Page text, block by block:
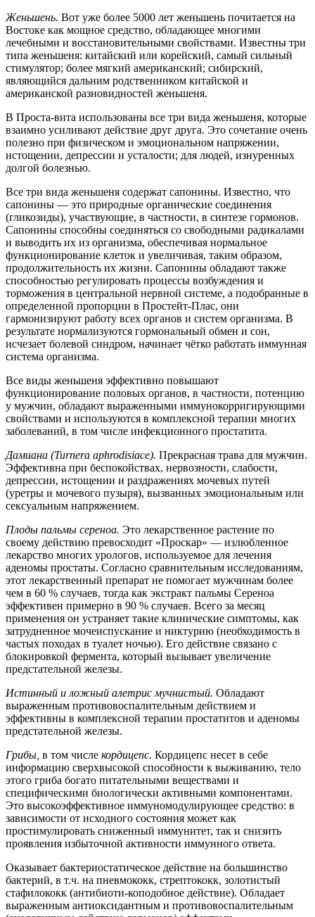
Женьшень. Вот уже более 5000 лет женьшень почитается на
Востоке как мощное средство, обладающее многими
лечебными и восстановительными свойствами. Известны три
типа женьшеня: китайский или корейский, самый сильный
стимулятор; более мягкий американский; сибирский,
являющийся дальним родственником китайской и
американской разновидностей женьшеня.
В Проста-вита использованы все три вида женьшеня, которые
взаимно усиливают действие друг друга. Это сочетание очень
полезно при физическом и эмоциональном напряжении,
истощении, депрессии и усталости; для людей, изнуренных
долгой болезнью.
Все три вида женьшеня содержат сапонины. Известно, что
сапонины — это природные органические соединения
(гликозиды), участвующие, в частности, в синтезе гормонов.
Сапонины способны соединяться со свободными радикалами
и выводить их из организма, обеспечивая нормальное
функционирование клеток и увеличивая, таким образом,
продолжительность их жизни. Сапонины обладают также
способностью регулировать процессы возбуждения и
торможения в центральной нервной системе, а подобранные в
определенной пропорции в Простейт-Плас, они
гармонизируют работу всех органов и систем организма. В
результате нормализуются гормональный обмен и сон,
исчезает болевой синдром, начинает чётко работать иммунная
система организма.
Все виды женьшеня эффективно повышают
функционирование половых органов, в частности, потенцию
у мужчин, обладают выраженными иммунокорригирующими
свойствами и используются в комплексной терапии многих
заболеваний, в том числе инфекционного простатита.
Дамиана (Turnera aphrodisiace). Прекрасная трава для мужчин.
Эффективна при беспокойствах, нервозности, слабости,
депрессии, истощении и раздражениях мочевых путей
(уретры и мочевого пузыря), вызванных эмоциональным или
сексуальным напряжением.
Плоды пальмы сереноа. Это лекарственное растение по
своему действию превосходит «Проскар» — излюбленное
лекарство многих урологов, используемое для лечения
аденомы простаты. Согласно сравнительным исследованиям,
этот лекарственный препарат не помогает мужчинам более
чем в 60 % случаев, тогда как экстракт пальмы Сереноа
эффективен примерно в 90 % случаев. Всего за месяц
применения он устраняет такие клинические симптомы, как
затрудненное мочеиспускание и никтурию (необходимость в
частых походах в туалет ночью). Его действие связано с
блокировкой фермента, который вызывает увеличение
предстательной железы.
Истинный и ложный алетрис мучнистый. Обладают
выраженным противовоспалительным действием и
эффективны в комплексной терапии простатитов и аденомы
предстательной железы.
Грибы, в том числе кордицепс. Кордицепс несет в себе
информацию сверхвысокой способности к выживанию, тело
этого гриба богато питательными веществами и
специфическими биологически активными компонентами.
Это высокоэффективное иммуномодулирующее средство: в
зависимости от исходного состояния может как
простимулировать сниженный иммунитет, так и снизить
проявления избыточной активности иммунного ответа.
Оказывает бактериостатическое действие на большинство
бактерий, в т.ч. на пневмококк, стрептококк, золотистый
стафилококк (антибиоти-коподобное действие). Обладает
выраженным антиоксидантным и противовоспалительным